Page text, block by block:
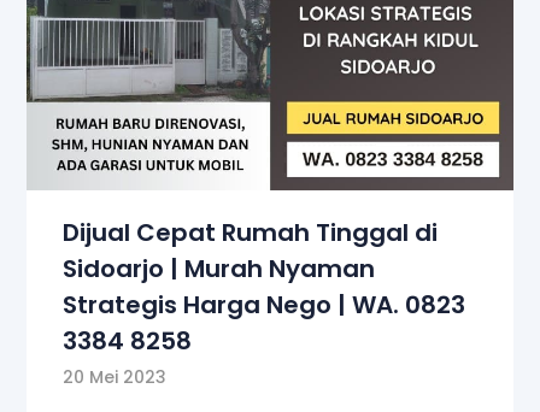
Dijual Cepat Rumah Tinggal di
Sidoarjo | Murah Nyaman
Strategis Harga Nego | WA. 0823
3384 8258
20 Mei 2023